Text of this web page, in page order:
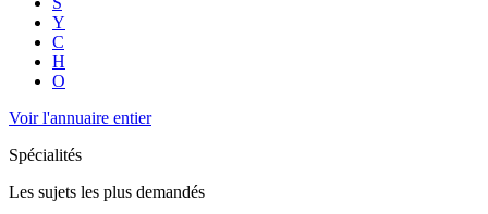
Y
C
H
O
Voir l'annuaire entier
Spécialités
Les sujets les plus demandés